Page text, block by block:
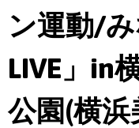
ン運動/
LIVE」in
公園(横